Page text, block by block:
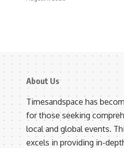
About Us
Timesandspace has
for those seeking
local and global events.
excels in providing in-